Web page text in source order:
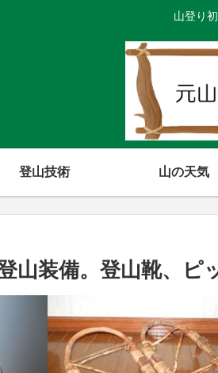
山登り
登山技術 山の天気
山装備。登山靴、ピ